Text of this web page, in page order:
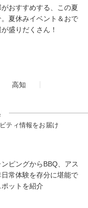
おすすめする、この夏
夏休みイベント＆おで
盛りだくさん！
高知
ティ情報をお届け
ピングからBBQ、アス
常体験を存分に堪能で
ットを紹介